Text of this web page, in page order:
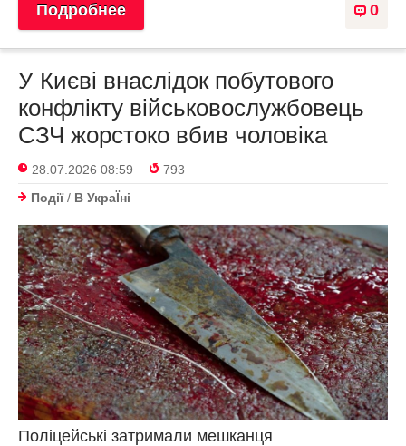
0
Подробнее
У Києві внаслідок побутового
конфлікту військовослужбовець
СЗЧ жорстоко вбив чоловіка
28.07.2026 08:59
793
Події/ В УкраЇнi
Поліцейські затримали мешканця